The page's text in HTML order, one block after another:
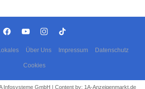
Über Uns Impressum Datenschutz
Cookies
Infosysteme GmbH | Content by: 1A-Anzeigenmarkt.de